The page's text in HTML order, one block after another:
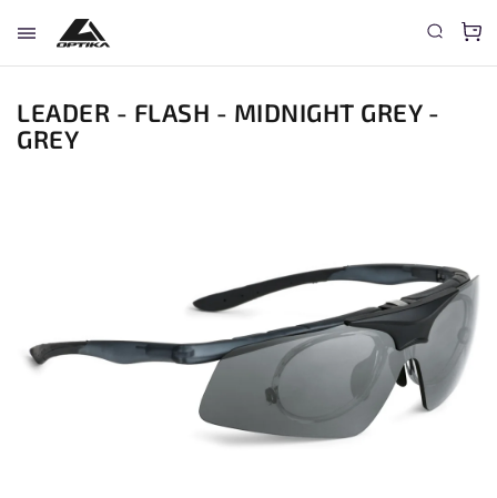
LEADER - FLASH - MIDNIGHT GREY -
GREY